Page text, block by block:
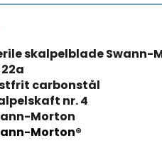
skalpelblade Swann-
22a
carbonstål
nr. 4
Morton
Morton®